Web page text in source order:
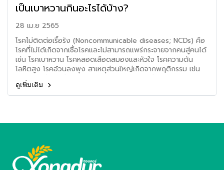
เป็นเบาหวานกินอะไรได้บ้าง?
28 เม.ย 2565
โรคไม่ติดต่อเรื้อรัง (Noncommunicable diseases; NCDs) คือ
โรคที่ไม่ได้เกิดจากเชื้อโรคและไม่สามารถแพร่กระจายจากคนสู่คนได้
เช่น โรคเบาหวาน โรคหลอดเลือดสมองและหัวใจ โรคความดัน
โลหิตสูง โรคอ้วนลงพุง สาเหตุส่วนใหญ่เกิดจากพฤติกรรม เช่น
การสูบบุหรี่ การดื่มแอลกอฮอล์ การทานอาหารที่ไม่ดีต่อสุขภาพ
และขาดการออกกำลังกาย เหล่านี้ล้วนทำให้ความเสี่ยงของการเกิด
โรคเพิ่มสูงขึ้น
ดูเพิ่มเติม